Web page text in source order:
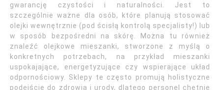
gwarancję czystości i naturalności. Jest to
szczególnie ważne dla osób, które planują stosować
olejki wewnętrznie (pod ścisłą kontrolą specjalisty!) lub
w sposób bezpośredni na skórę. Można tu również
znaleźć olejkowe mieszanki, stworzone z myślą o
konkretnych potrzebach, na przykład mieszanki
uspokajające, energetyzujące czy wspierające układ
odpornościowy. Sklepy te często promują holistyczne
podejście do zdrowia i urody, dlatego personel chętnie